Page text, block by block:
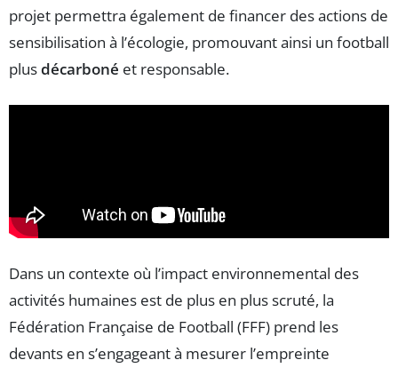
projet permettra également de financer des actions de
sensibilisation à l’écologie, promouvant ainsi un football
plusdécarboné et responsable.
Dans un contexte où l’impact environnemental des
activités humaines est de plus en plus scruté, la
Fédération Française de Football (FFF) prend les
devants en s’engageant à mesurer l’empreinte